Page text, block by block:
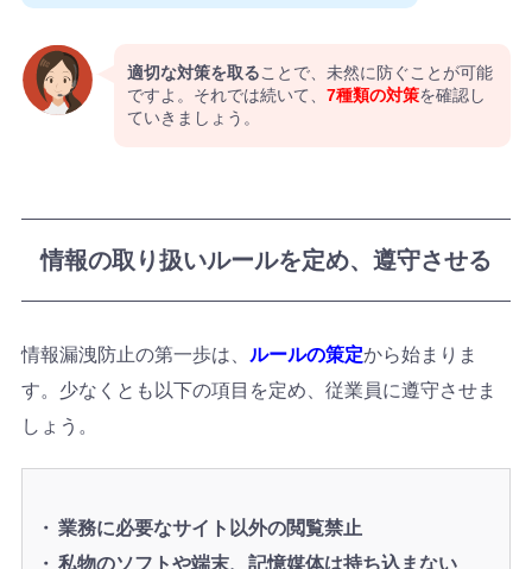
適切な対策を取ることで、未然に防ぐことが可能
ですよ。それでは続いて、 7種類の対策を確認し
ていきましょう。
情報の取り扱いルールを定め、遵守させる
情報漏洩防止の第一歩は、 ルールの策定から始まりま
す。少なくとも以下の項目を定め、従業員に遵守させま
しょう。
業務に必要なサイト以外の閲覧禁止
私物のソフトや端末、記憶媒体は持ち込まない